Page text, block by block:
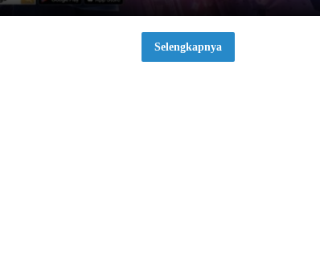
Selengkapnya